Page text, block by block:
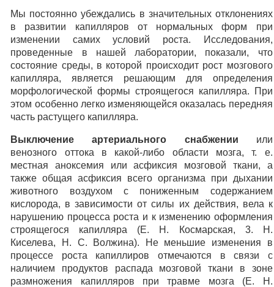
Мы постоянно убеждались в значительных отклонениях
в развитии капилляров от нормальных форм при
изменении самих условий роста. Исследования,
проведенные в нашей лаборатории, показали, что
состояние среды, в которой происходит рост мозгового
капилляра, является решающим для определения
морфологической формы строящегося капилляра. При
этом особенно легко изменяющейся оказалась передняя
часть растущего капилляра.
Выключение артериального снабжении или
венозного оттока в какой-либо области мозга, т. е.
местная аноксемия или асфиксия мозговой ткани, а
также общая асфиксия всего организма при дыхании
животного воздухом с пониженным содержанием
кислорода, в зависимости от силы их действия, вела к
нарушению процесса роста и к изменению оформления
строящегося капилляра (Е. Н. Космарская, 3. Н.
Киселева, Н. С. Волжина). Не меньшие изменения в
процессе роста капиллиров отмечаются в связи с
наличием продуктов распада мозговой ткани в зоне
размножения капилляров при травме мозга (Е. Н.